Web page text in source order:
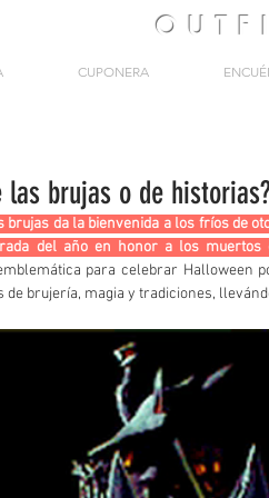
CUPONERA
las brujas o de
da la bienvenida a los fríos de
del año en honor a los
para celebrar Halloween
de brujería, magia y tradiciones,